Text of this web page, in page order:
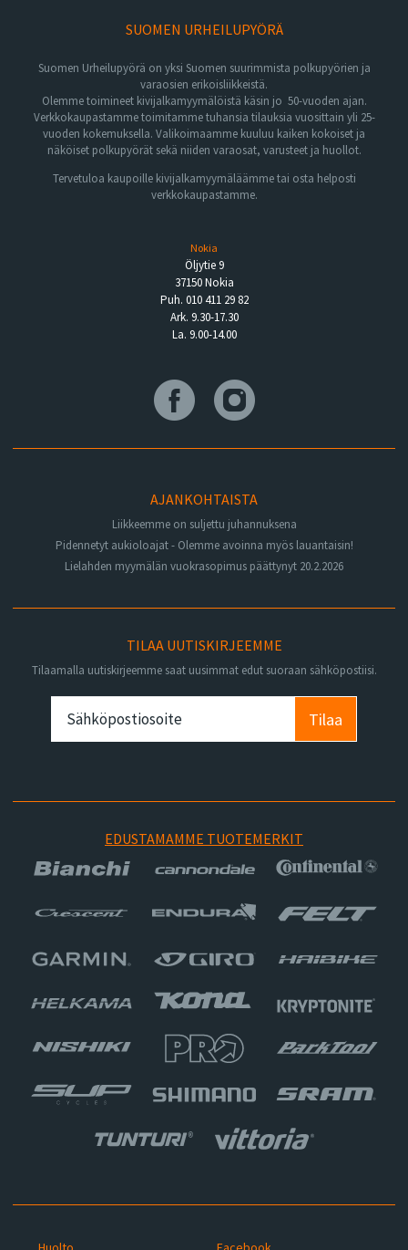
SUOMEN URHEILUPYÖRÄ
Suomen Urheilupyörä on yksi Suomen suurimmista polkupyörien ja
varaosien erikoisliikkeistä.
Olemme toimineet kivijalkamyymälöistä käsin jo 50-vuoden ajan.
Verkkokaupastamme toimitamme tuhansia tilauksia vuosittain yli 25-
vuoden kokemuksella. Valikoimaamme kuuluu kaiken kokoiset ja
näköiset polkupyörät sekä niiden varaosat, varusteet ja huollot.
Tervetuloa kaupoille kivijalkamyymäläämme tai osta helposti
verkkokaupastamme.
Nokia
Öljytie 9
37150 Nokia
Puh. 010 411 29 82
Ark. 9.30-17.30
La. 9.00-14.00
AJANKOHTAISTA
Liikkeemme on suljettu juhannuksena
Pidennetyt aukioloajat - Olemme avoinna myös lauantaisin!
Lielahden myymälän vuokrasopimus päättynyt 20.2.2026
TILAA UUTISKIRJEEMME
Tilaamalla uutiskirjeemme saat uusimmat edut suoraan sähköpostiisi.
Tilaa
EDUSTAMAMME TUOTEMERKIT